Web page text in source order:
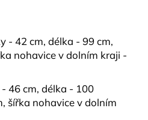
- 42 cm, délka - 99 cm,
nohavice v dolním kraji -
46 cm, délka - 100
šířka nohavice v dolním